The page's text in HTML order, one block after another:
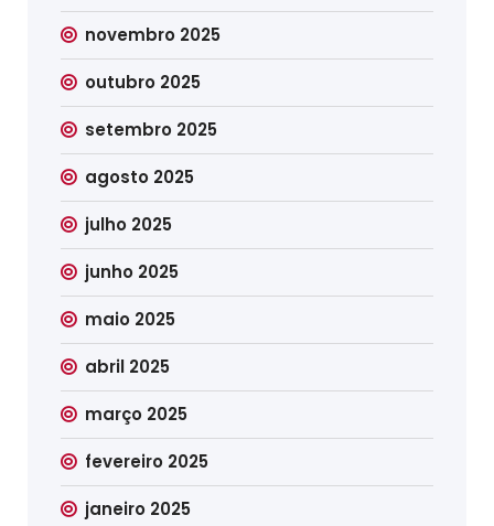
novembro 2025
outubro 2025
setembro 2025
agosto 2025
julho 2025
junho 2025
maio 2025
abril 2025
março 2025
fevereiro 2025
janeiro 2025